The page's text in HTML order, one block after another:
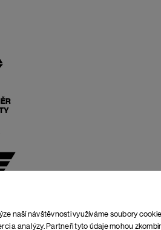
naší návštěvnosti využíváme soubory
a analýzy. Partneři tyto údaje mohou